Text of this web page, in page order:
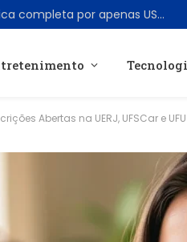
Ford revela Fathom, picape elétrica completa por apenas US$ 28.350
Abertas na UERJ, UFSCar e UFU